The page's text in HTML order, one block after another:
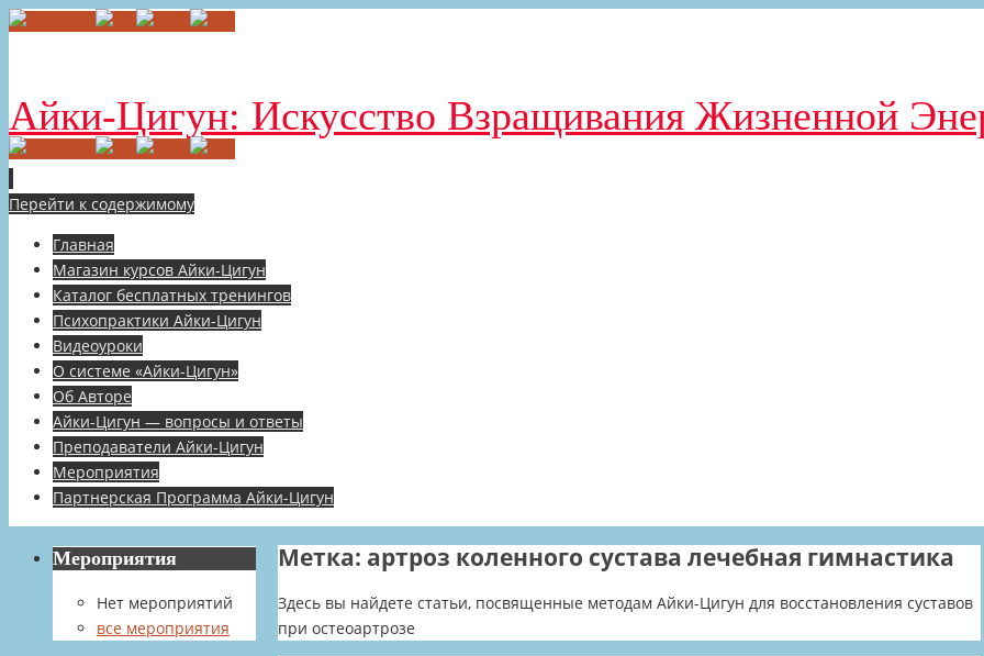
Айки-Цигун: Искусство Взращивания Жизненной
Перейти к содержимому
Главная
Магазин курсов Айки-Цигун
Каталог бесплатных тренингов
Психопрактики Айки-Цигун
Видеоуроки
О системе «Айки-Цигун»
Об Авторе
Айки-Цигун — вопросы и ответы
Преподаватели Айки-Цигун
Мероприятия
Партнерская Программа Айки-Цигун
Метка: артроз коленного сустава лечебная гимнастика
Здесь вы найдете статьи, посвященные методам Айки-Цигун для восстановления суставов
при остеоартрозе
Мероприятия
Нет мероприятий
все мероприятия